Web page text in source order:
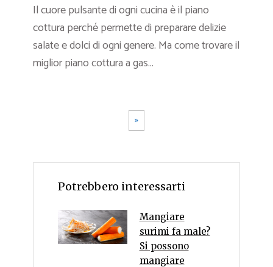
Il cuore pulsante di ogni cucina è il piano
cottura perché permette di preparare delizie
salate e dolci di ogni genere. Ma come trovare il
miglior piano cottura a gas...
»
Potrebbero interessarti
Mangiare
surimi fa male?
Si possono
mangiare